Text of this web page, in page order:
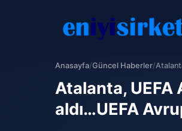
Anasayfa/Güncel Haberler/
Atalanta,
aldı…UEFA